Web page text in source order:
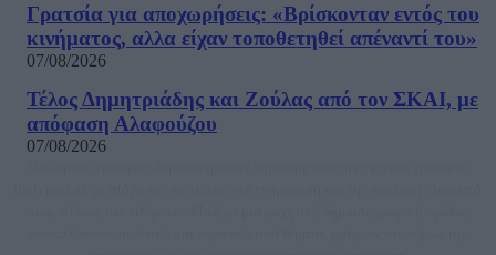
Γρατσία για αποχωρήσεις: «Bρίσκονταν εντός του
κινήματος, αλλα είχαν τοποθετηθεί απέναντί του»
07/08/2026
Τέλος Δημητριάδης και Ζούλας από τον ΣΚΑΙ, με
απόφαση Αλαφούζου
07/08/2026